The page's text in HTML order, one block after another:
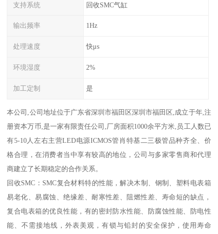
支持系统 回收SMC气缸
输出频率 1Hz
处理速度 快μs
环境湿度 2%
加工定制 是
本公司,公司地址位于广东省深圳市福田区深圳市福田区,成立于年,注
册资本万币,是一家有限责任公司,厂房面积1000余平方米,员工人数已
有5-10人左右主营LED电源ICMOS管肖特基二三极管品种齐全、价
格合理，在消费者当中享有较高的地位，公司与多家零售商和代理
商建立了长期稳定的合作关系。
回收SMC：SMC复合材料特的性能，解决木制、钢制、塑料电表箱
易老化、易腐蚀、绝缘差、耐寒性差、阻燃性差、寿命短的缺点，
复合电表箱的优良性能，有的密封防水性能、防腐蚀性能、防电性
能、不需接地线，外表美观，有锁与铅封的安全保护，使用寿命